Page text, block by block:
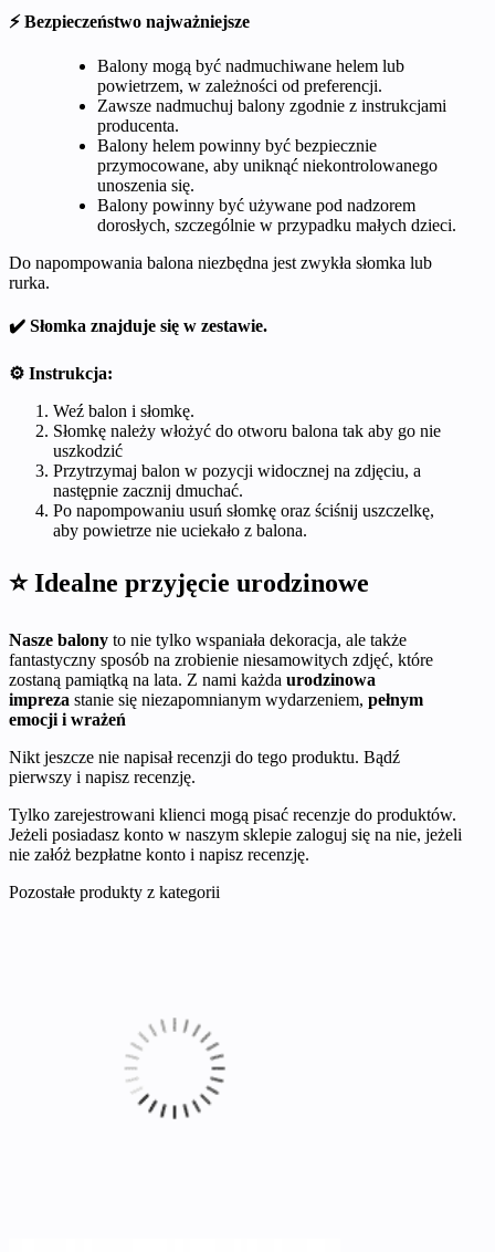
⚡ Bezpieczeństwo najważniejsze
Balony mogą być nadmuchiwane helem lub
powietrzem, w zależności od preferencji.
Zawsze nadmuchuj balony zgodnie z instrukcjami
producenta.
Balony helem powinny być bezpiecznie
przymocowane, aby uniknąć niekontrolowanego
unoszenia się.
Balony powinny być używane pod nadzorem
dorosłych, szczególnie w przypadku małych dzieci.
Do napompowania balona niezbędna jest zwykła słomka lub
rurka.
✔️ Słomka znajduje się w zestawie.
⚙️ Instrukcja:
Weź balon i słomkę.
Słomkę należy włożyć do otworu balona tak aby go nie
uszkodzić
Przytrzymaj balon w pozycji widocznej na zdjęciu, a
następnie zacznij dmuchać.
Po napompowaniu usuń słomkę oraz ściśnij uszczelkę,
aby powietrze nie uciekało z balona.
⭐ Idealne przyjęcie urodzinowe
Nasze balony to nie tylko wspaniała dekoracja, ale także
fantastyczny sposób na zrobienie niesamowitych zdjęć, które
zostaną pamiątką na lata. Z nami każda urodzinowa
impreza stanie się niezapomnianym wydarzeniem, pełnym
emocji i wrażeń
Nikt jeszcze nie napisał recenzji do tego produktu. Bądź
pierwszy i napisz recenzję.
Tylko zarejestrowani klienci mogą pisać recenzje do produktów.
Jeżeli posiadasz konto w naszym sklepie zaloguj się na nie, jeżeli
nie załóż bezpłatne konto i napisz recenzję.
Pozostałe produkty z kategorii